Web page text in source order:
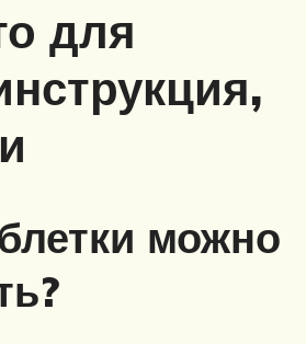
для
можно